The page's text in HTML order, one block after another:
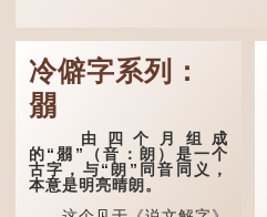
冷僻字系列：
朤
由四个月组成
的“朤”（音：朗）是一个
古字，与“朗”同音同义，
本意是明亮晴朗。